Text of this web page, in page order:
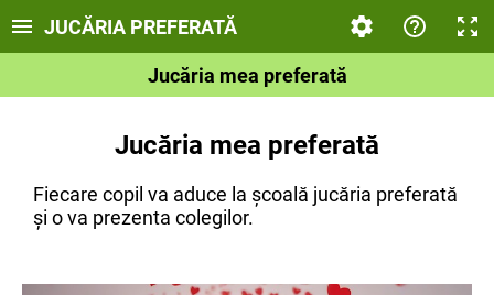
JUCĂRIA PREFERATĂ
Jucăria mea preferată
Jucăria mea preferată
Fiecare copil va aduce la școală jucăria preferată
și o va prezenta colegilor.